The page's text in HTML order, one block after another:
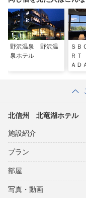
野沢温泉 野沢温
泉ホテル
ＳＢ
ＲＴ
ＡＤ
北信州 北竜湖ホテル
施設紹介
プラン
部屋
写真・動画